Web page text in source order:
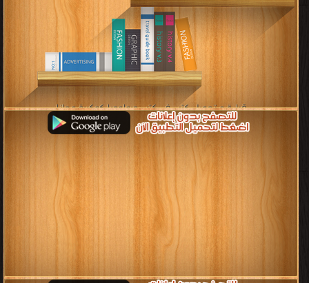
قراءة و تحميل كتب في كتب جيولوجيا كوكبية مجانا
[ 2 كتاب/كتب ]